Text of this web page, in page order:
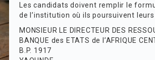
Les candidats doivent remplir le
de l’institution où ils poursuivent
MONSIEUR LE DIRECTEUR DES
BANQUE des ETATS de l’AFRIQUE
B.P. 1917